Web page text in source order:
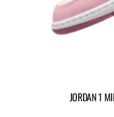
JORDAN 1